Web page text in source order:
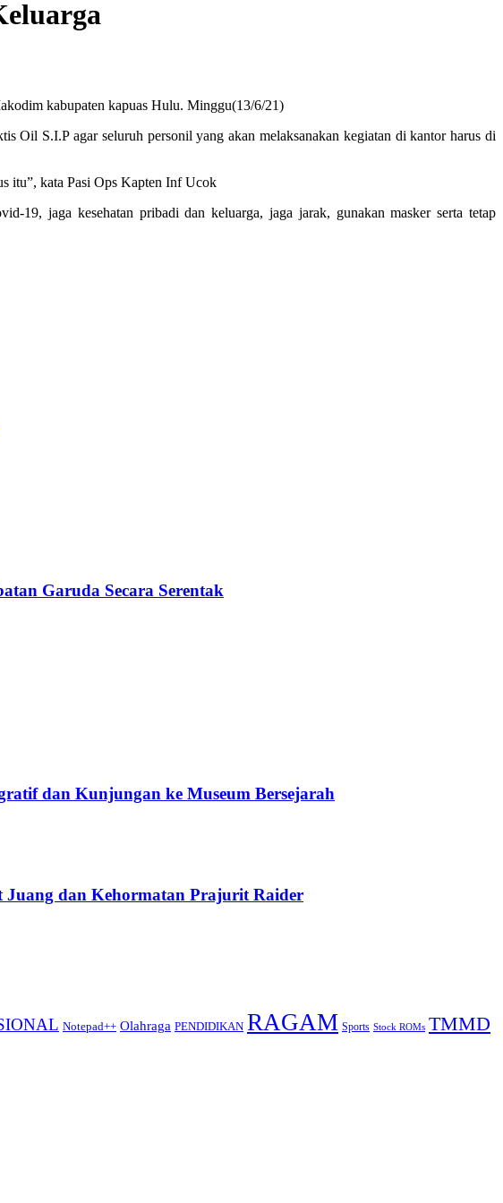
kabupaten kapuas Hulu. Minggu(13/6/21)
S.I.P agar seluruh personil yang akan melaksanakan kegiatan di kantor harus di
itu”, kata Pasi Ops Kapten Inf Ucok
19, jaga kesehatan pribadi dan keluarga, jaga jarak, gunakan masker serta tetap
Garuda Secara Serentak
dan Kunjungan ke Museum Bersejarah
Juang dan Kehormatan Prajurit Raider
Notepad++ Olahraga PENDIDIKAN RAGAM Sports Stock ROMs TMMD